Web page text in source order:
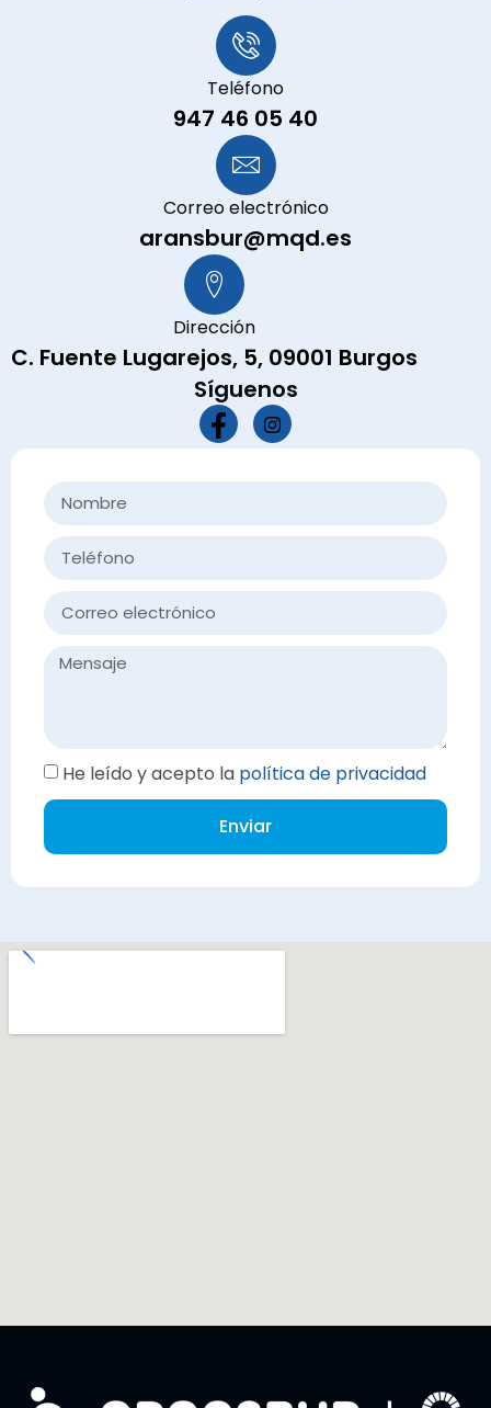
Teléfono
947 46 05 40
Correo electrónico
aransbur@mqd.es
Dirección
C. Fuente Lugarejos, 5, 09001 Burgos
Síguenos
He leído y acepto la política de privacidad
Enviar